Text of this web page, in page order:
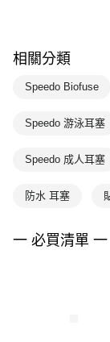
相關分類
Speedo Biofuse
Speedo 游泳耳塞
Speedo 成人耳塞
防水 耳塞
一 必買清單 一